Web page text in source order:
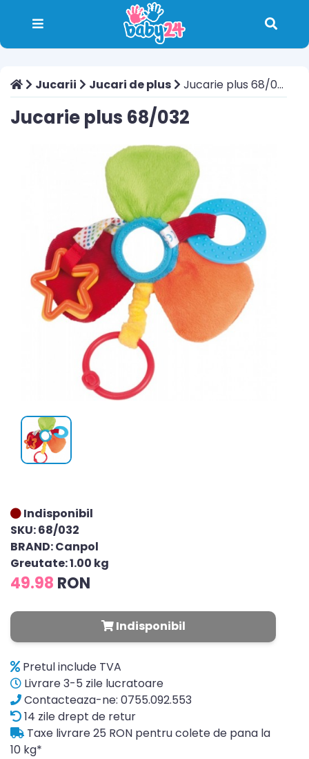
Jucarii Jucari de plus Jucarie plus 68/032
Jucarie plus 68/032
Indisponibil
SKU: 68/032
BRAND: Canpol
Greutate: 1.00 kg
49.98 RON
Indisponibil
Pretul include TVA
Livrare 3-5 zile lucratoare
Contacteaza-ne: 0755.092.553
14 zile drept de retur
Taxe livrare 25 RON pentru colete de pana la
10 kg*